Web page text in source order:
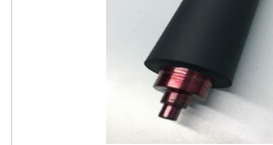
construção civil. A
em aço inoxPromo.